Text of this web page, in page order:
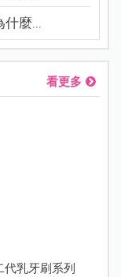
什麼...
看更多
代乳牙刷系列